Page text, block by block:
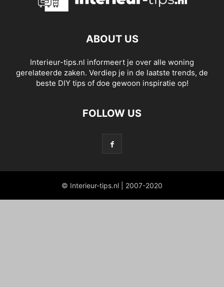
ABOUT US
Interieur-tips.nl informeert je over alle woning
gerelateerde zaken. Verdiep je in de laatste trends, de
beste DIY tips of doe gewoon inspiratie op!
FOLLOW US
© Interieur-tips.nl | 2007-2020